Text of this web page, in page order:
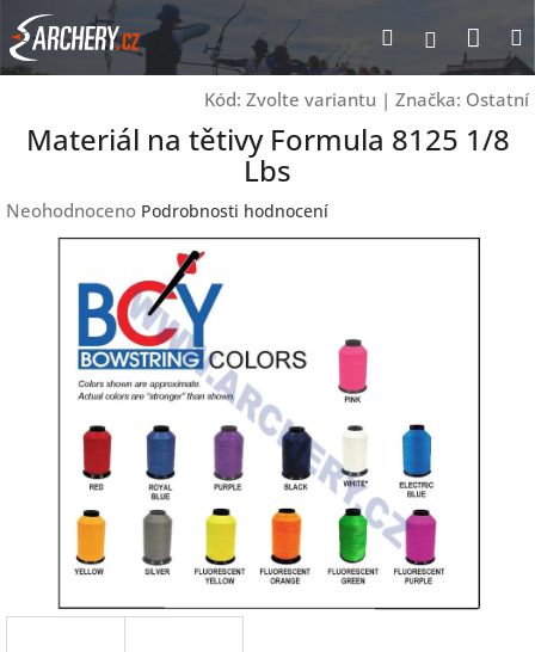
Přejít
na
obsah
Hledat
Kód: Zvolte variantu | Značka: Ostatní
Materiál na tětivy Formula 8125 1/8
Lbs
Průměrné
hodnocení
hvězdiček.
Neohodnoceno Podrobnosti hodnocení